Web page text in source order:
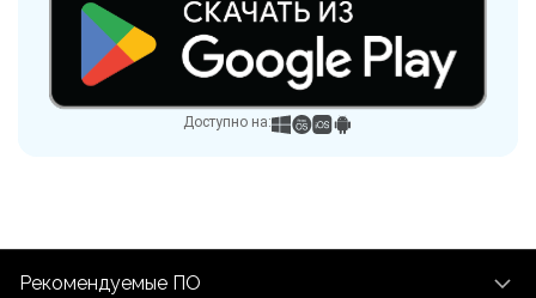
Доступно на:
Рекомендуемые ПО